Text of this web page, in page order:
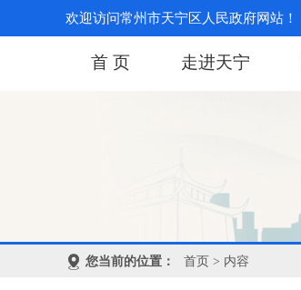
欢迎访问常州市天宁区人民政府网站！
首 页 走进天宁
您当前的位置： 首页 > 内容